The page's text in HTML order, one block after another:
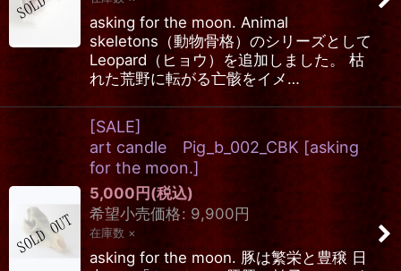
asking for the moon. Animal
skeletons（動物骨格）のシリーズとして
Leopard（ヒョウ）を追加しました。 枯
れた荒野に転がる亡骸をイメ…
[SALE]
art candle Pig_b_002_CBK [asking
for the moon.]
5,000 円 (税込)
希望小売価格: 9,900 円
在庫数 ×
asking for the moon. 豚は繁栄と豊穣 日